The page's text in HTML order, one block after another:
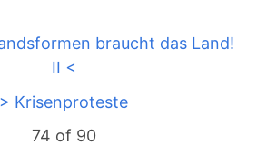
braucht das Land!
II <
> Krisenproteste
74 of 90